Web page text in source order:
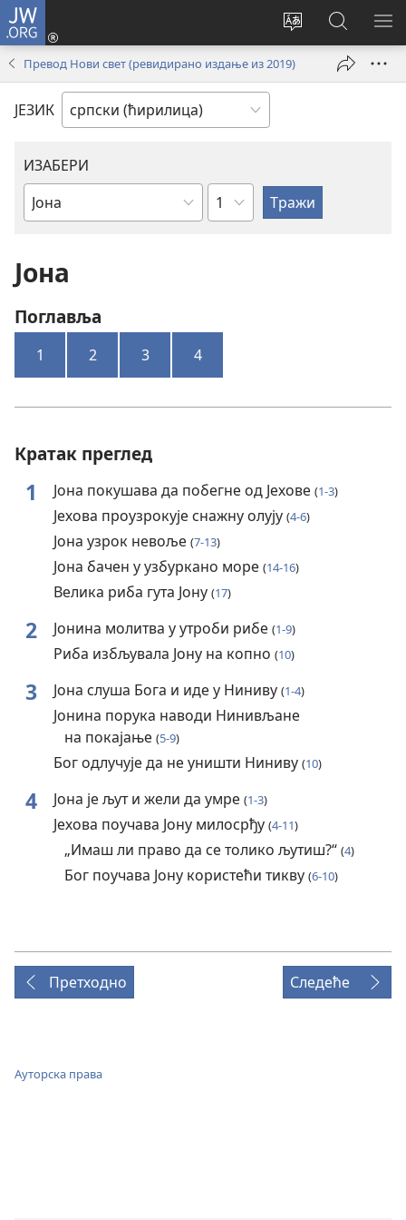
JW.ORG
Промени
језик
сајта
Пријава
(отвара
прозор)
Претрага
сајта
JW.ORG
Превод Нови свет (ревидирано издање из 2019)
ЈЕЗИК
ИЗАБЕРИ
Библијска
Поглавље
Јона
Поглавља
1 2 3 4
Кратак преглед
1 Јона покушава да побегне од Јехове (1-3)
Јехова проузрокује снажну олују (4-6)
Јона узрок невоље (7-13)
Јона бачен у узбуркано море (14-16)
Велика риба гута Јону (17)
2 Јонина молитва у утроби рибе (1-9)
Риба избљувала Јону на копно (10)
3 Јона слуша Бога и иде у Ниниву (1-4)
Јонина порука наводи Нинивљане
на покајање (5-9)
Бог одлучује да не уништи Ниниву (10)
4 Јона је љут и жели да умре (1-3)
Јехова поучава Јону милосрђу (4-11)
„Имаш ли право да се толико љутиш?“ (4)
Бог поучава Јону користећи тикву (6-10)
Претходно Следеће
Ауторска права